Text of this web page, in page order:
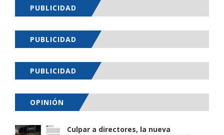
PUBLICIDAD
PUBLICIDAD
PUBLICIDAD
OPINIÓN
Culpar a directores, la nueva